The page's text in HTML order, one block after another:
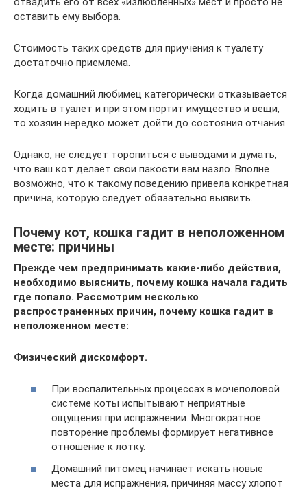
оставить ему выбора.
Стоимость таких средств для приучения к туалету
достаточно приемлема.
Когда домашний любимец категорически отказывается
ходить в туалет и при этом портит имущество и вещи,
то хозяин нередко может дойти до состояния отчания.
Однако, не следует торопиться с выводами и думать,
что ваш кот делает свои пакости вам назло. Вполне
возможно, что к такому поведению привела конкретная
причина, которую следует обязательно выявить.
Почему кот, кошка гадит в неположенном
месте: причины
Прежде чем предпринимать какие-либо действия,
необходимо выяснить, почему кошка начала гадить
где попало. Рассмотрим несколько
распространенных причин, почему кошка гадит в
неположенном месте:
Физический дискомфорт.
При воспалительных процессах в мочеполовой
системе коты испытывают неприятные
ощущения при испражнении. Многократное
повторение проблемы формирует негативное
отношение к лотку.
Домашний питомец начинает искать новые
места для испражнения, причиняя массу хлопот